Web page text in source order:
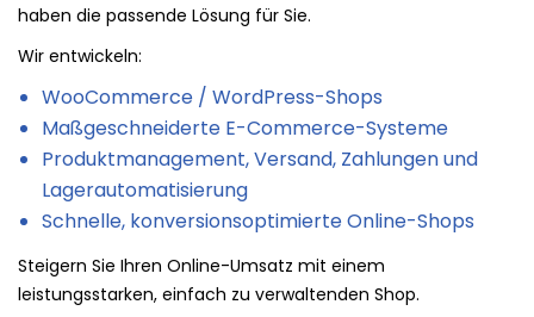
haben die passende Lösung für Sie.
Wir entwickeln:
WooCommerce / WordPress-Shops
Maßgeschneiderte E-Commerce-Systeme
Produktmanagement, Versand, Zahlungen und
Lagerautomatisierung
Schnelle, konversionsoptimierte Online-Shops
Steigern Sie Ihren Online-Umsatz mit einem
leistungsstarken, einfach zu verwaltenden Shop.